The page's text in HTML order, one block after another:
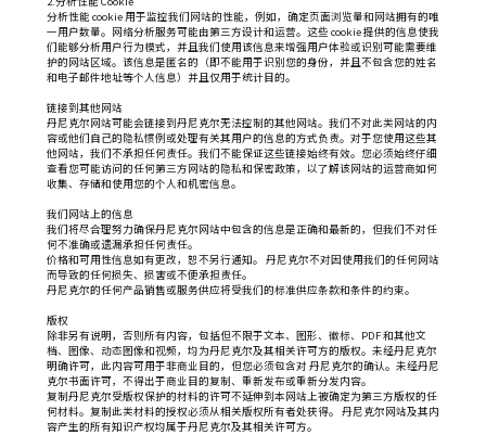
分析性能 cookie 用于监控我们网站的性能，例如，确定页面浏览量和网站拥有的唯
一用户数量。网络分析服务可能由第三方设计和运营。这些 cookie 提供的信息使我
们能够分析用户行为模式，并且我们使用该信息来增强用户体验或识别可能需要维
护的网站区域。该信息是匿名的（即不能用于识别您的身份，并且不包含您的姓名
和电子邮件地址等个人信息）并且仅用于统计目的。
链接到其他网站
丹尼克尔网站可能会链接到丹尼克尔无法控制的其他网站。我们不对此类网站的内
容或他们自己的隐私惯例或处理有关其用户的信息的方式负责。对于您使用这些其
他网站，我们不承担任何责任。我们不能保证这些链接始终有效。您必须始终仔细
查看您可能访问的任何第三方网站的隐私和保密政策，以了解该网站的运营商如何
收集、存储和使用您的个人和机密信息。
我们网站上的信息
我们将尽合理努力确保丹尼克尔网站中包含的信息是正确和最新的，但我们不对任
何不准确或遗漏承担任何责任。
价格和可用性信息如有更改，恕不另行通知。 丹尼克尔不对因使用我们的任何网站
而导致的任何损失、损害或不便承担责任。
丹尼克尔的任何产品销售或服务供应将受我们的标准供应条款和条件的约束。
版权
除非另有说明，否则所有内容，包括但不限于文本、图形、徽标、PDF 和其他文
档、图像、动态图像和视频，均为丹尼克尔及其相关许可方的版权。未经丹尼克尔
明确许可，此内容可用于非商业目的，但您必须包含对 丹尼克尔的确认。未经丹尼
克尔书面许可，不得出于商业目的复制、重新发布或重新分发内容。
复制丹尼克尔受版权保护的材料的许可不延伸到本网站上被确定为第三方版权的任
何材料。复制此类材料的授权必须从相关版权所有者处获得。 丹尼克尔网站及其内
容产生的所有知识产权均属于丹尼克尔及其相关许可方。
* 电话
邮箱
公司
立即提交 重置